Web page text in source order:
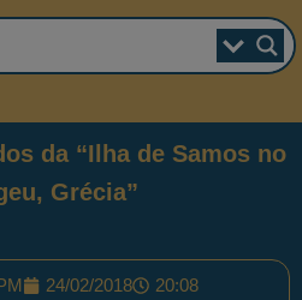
da “Ilha de Samos no
Grécia”
24/02/2018
20:08